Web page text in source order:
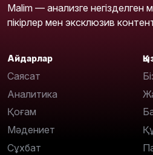
Malim — анализге негізделген
пікірлер мен эксклюзив
Айдарлар
Саясат
Аналитика
Қоғам
Мәдениет
Сұхбат